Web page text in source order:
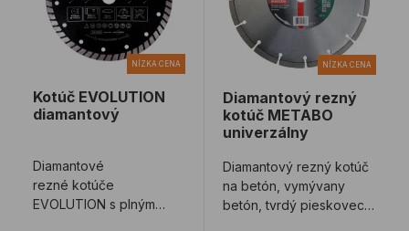
NÍZKA CENA
Kotúč EVOLUTION
diamantový
Diamantové
rezné kotúče
EVOLUTION s plným
NÍZKA CENA
Diamantový rezný
kotúč METABO
univerzálny
Diamantový rezný kotúč
na betón, vymývany
betón, tvrdý pieskovec,